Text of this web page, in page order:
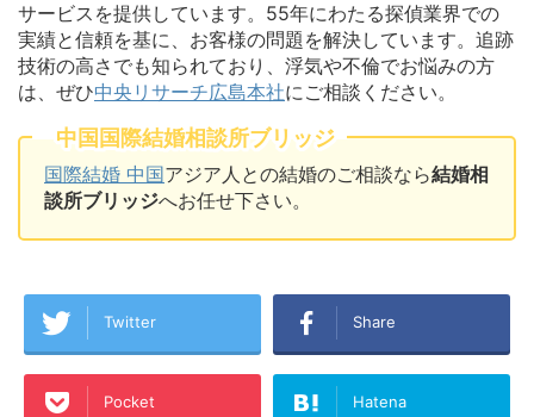
サービスを提供しています。55年にわたる探偵業界での
実績と信頼を基に、お客様の問題を解決しています。追跡
技術の高さでも知られており、浮気や不倫でお悩みの方
は、ぜひ中央リサーチ広島本社にご相談ください。
中国国際結婚相談所ブリッジ
国際結婚 中国アジア人との結婚のご相談なら結婚相
談所ブリッジへお任せ下さい。
Twitter Share
Pocket Hatena